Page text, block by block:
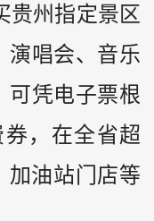
贵州指定景区
演唱会、音乐
可凭电子票根
，在全省超
加油站门店等